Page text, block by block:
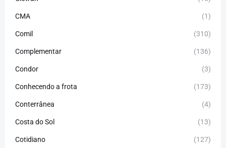
CMA (1)
Comil (310)
Complementar (136)
Condor (3)
Conhecendo a frota (173)
Conterrânea (4)
Costa do Sol (13)
Cotidiano (127)